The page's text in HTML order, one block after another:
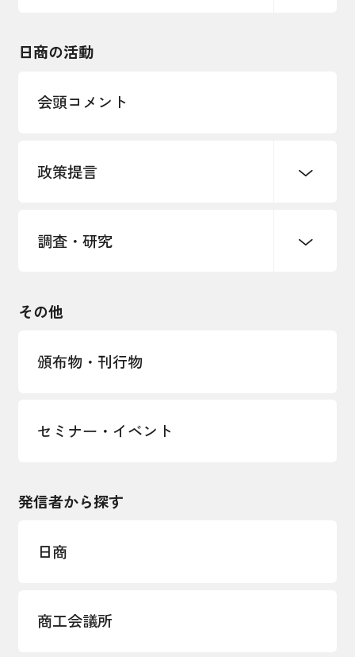
インボイス制度
海外情報レポート
安全保障貿易管理・技術流出防止に関す
経営者保証に関するガイドライン
日商の活動
会頭コメント
政策提言
中小企業経営
国土強靭化・社会基盤整備・震災復興
調査・研究
LOBO調査
その他
頒布物・刊行物
セミナー・イベント
発信者から探す
日商
商工会議所